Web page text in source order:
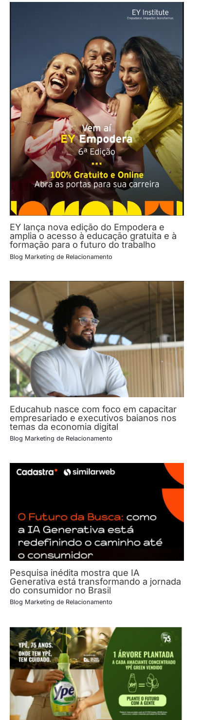
EY lança nova edição do Empodera e
amplia o acesso à educação gratuita e à
formação para o futuro do trabalho
Blog Marketing de Relacionamento
Educahub nasce com foco em capacitar
empresariado e executivos baianos nos
temas da economia digital
Blog Marketing de Relacionamento
Pesquisa inédita mostra que IA
Generativa está transformando a jornada
do consumidor no Brasil
Blog Marketing de Relacionamento